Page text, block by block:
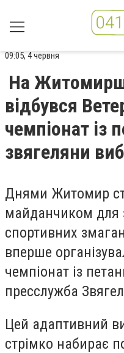
09:05, 4 червня
На
відбувся
чемпіонат із
звягеляни
Днями Житомир
майданчиком для
спортивних
вперше
чемпіонат із
пресслужба
Цей адаптивний
стрімко набирає